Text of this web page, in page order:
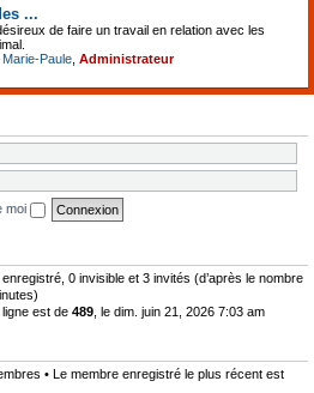
...
de faire un travail en relation avec les
Marie-Paule Administrateur
moi
0 invisible et 3 invités (d’après le nombre
est de 489 , le dim. juin 21, 2026 7:03 am
• Le membre enregistré le plus récent est